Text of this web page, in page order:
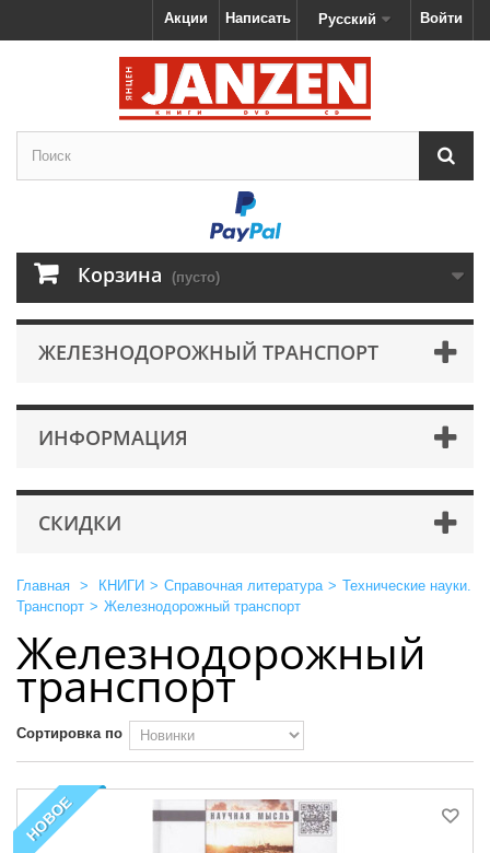
Войти
Русский
Написать
Акции
Корзина (пусто)
ЖЕЛЕЗНОДОРОЖНЫЙ ТРАНСПОРТ
ИНФОРМАЦИЯ
СКИДКИ
Главная > КНИГИ > Справочная литература > Технические науки.
Транспорт > Железнодорожный транспорт
Железнодорожный
транспорт
Сортировка по
НОВОЕ